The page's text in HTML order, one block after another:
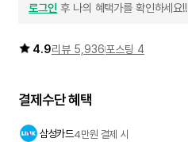
로그인 후 나의 혜택가를 확인하세요!!
4.9리뷰 5,936포스팅 4
결제수단 혜택
삼성카드4만원 결제 시